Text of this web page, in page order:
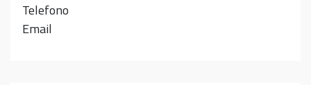
Telefono
Email